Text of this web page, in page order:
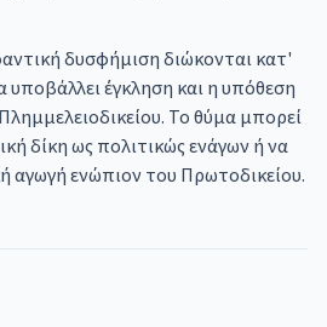
δυσφήμιση διώκονται κατ'
έγκληση και η υπόθεση
Το θύμα μπορεί
δίκη ως πολιτικώς ενάγων ή να
αγωγή ενώπιον του Πρωτοδικείου.